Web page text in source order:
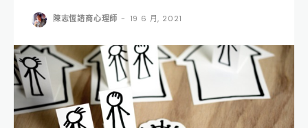
陳志恆諮商心理師 - 19 6 月, 2021